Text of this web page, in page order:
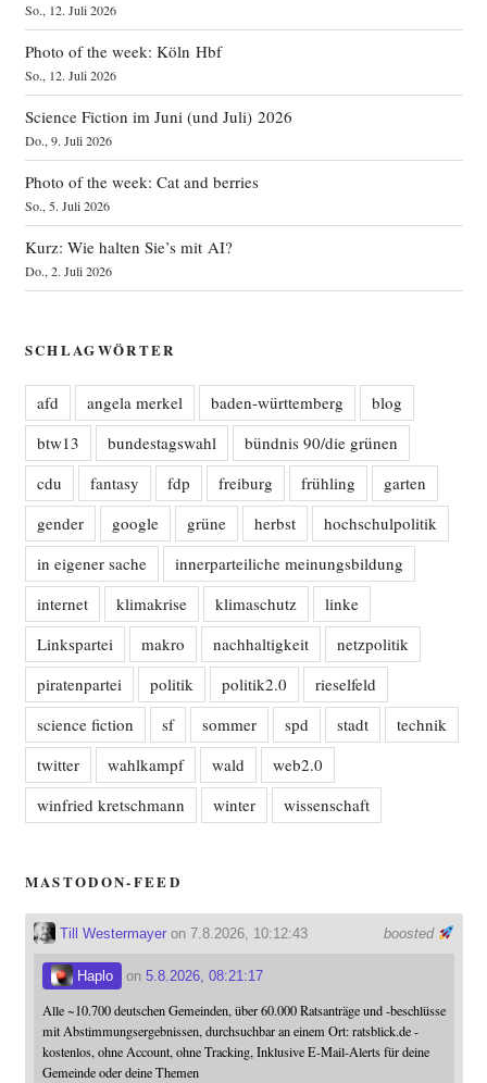
So., 12. Juli 2026
Photo of the week: Köln Hbf
So., 12. Juli 2026
Science Fiction im Juni (und Juli) 2026
Do., 9. Juli 2026
Photo of the week: Cat and berries
So., 5. Juli 2026
Kurz: Wie halten Sie’s mit AI?
Do., 2. Juli 2026
SCHLAGWÖRTER
afd angela merkel baden-württemberg
blog
btw13
bundestagswahl
bündnis 90/die grünen
cdu
fantasy fdp freiburg frühling
garten
gender
google grüne herbst
hochschulpolitik
in eigener sache
innerparteiliche meinungsbildung
internet
klimakrise klimaschutz
linke
Linkspartei
makro nachhaltigkeit
netzpolitik
piratenpartei
politik politik2.0
rieselfeld
science fiction
sf sommer spd stadt
technik
twitter
wahlkampf wald
web2.0
winfried kretschmann
winter wissenschaft
MASTODON-FEED
boosted
Till Westermayeron 7.8.2026, 10:12:43
Haplo on 5.8.2026, 08:21:17
Alle ~10.700 deutschen Gemeinden, über 60.000 Ratsanträge und -beschlüsse
mit Abstimmungsergebnissen, durchsuchbar an einem Ort: ratsblick.de -
kostenlos, ohne Account, ohne Tracking, Inklusive E-Mail-Alerts für deine
Gemeinde oder deine Themen